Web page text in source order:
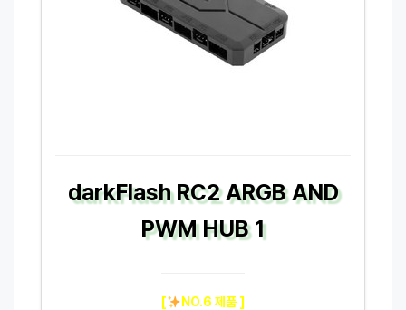
darkFlash RC2 ARGB AND
PWM HUB 1
[ NO.6 제품 ]